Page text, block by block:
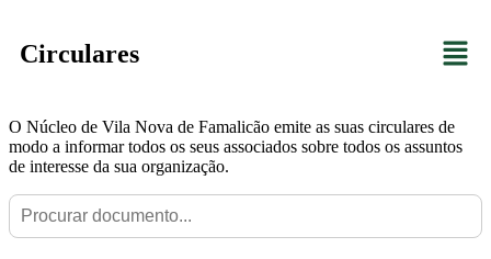
Circulares
O Núcleo de Vila Nova de Famalicão emite as suas circulares de
modo a informar todos os seus associados sobre todos os assuntos
de interesse da sua organização.